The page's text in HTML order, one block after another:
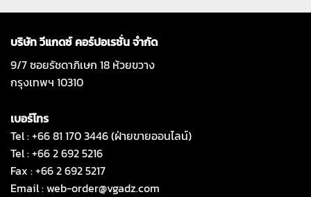
บริษัท วีแกดซ์ คอร์ปอเรชั่น จำกัด
9/7 ซอยรัชดาภิเษก 18 ห้วยขวาง
กรุงเทพฯ 10310
เบอร์โทร
Tel : +66 81 170 3446 (ฝ่ายขายออนไลน์)
Tel : +66 2 692 5216
Fax : +66 2 692 5217
Email :web-order@vgadz.com